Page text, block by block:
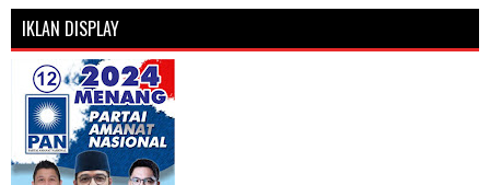
IKLAN DISPLAY